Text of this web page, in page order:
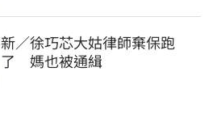
新／徐巧芯大姑律師棄保跑
了　媽也被通緝